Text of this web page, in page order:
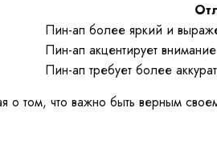
Пин-ап более яркий и
Пин-ап акцентирует
Пин-ап требует более
о том, что важно быть верным